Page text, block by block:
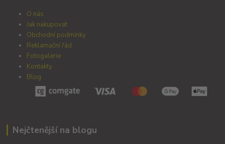
O nás
Jak nakupovat
Obchodní podmínky
Reklamační řád
Fotogalerie
Kontakty
Blog
Nejčtenější na blogu